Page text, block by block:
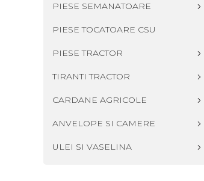
PIESE SEMANATOARE
PIESE TOCATOARE CSU
PIESE TRACTOR
TIRANTI TRACTOR
CARDANE AGRICOLE
ANVELOPE SI CAMERE
ULEI SI VASELINA